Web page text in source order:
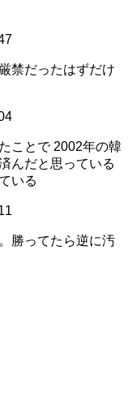
禁だったはずだけ
ことで 2002年の韓
んだと思っている
いる
勝ってたら逆に汚